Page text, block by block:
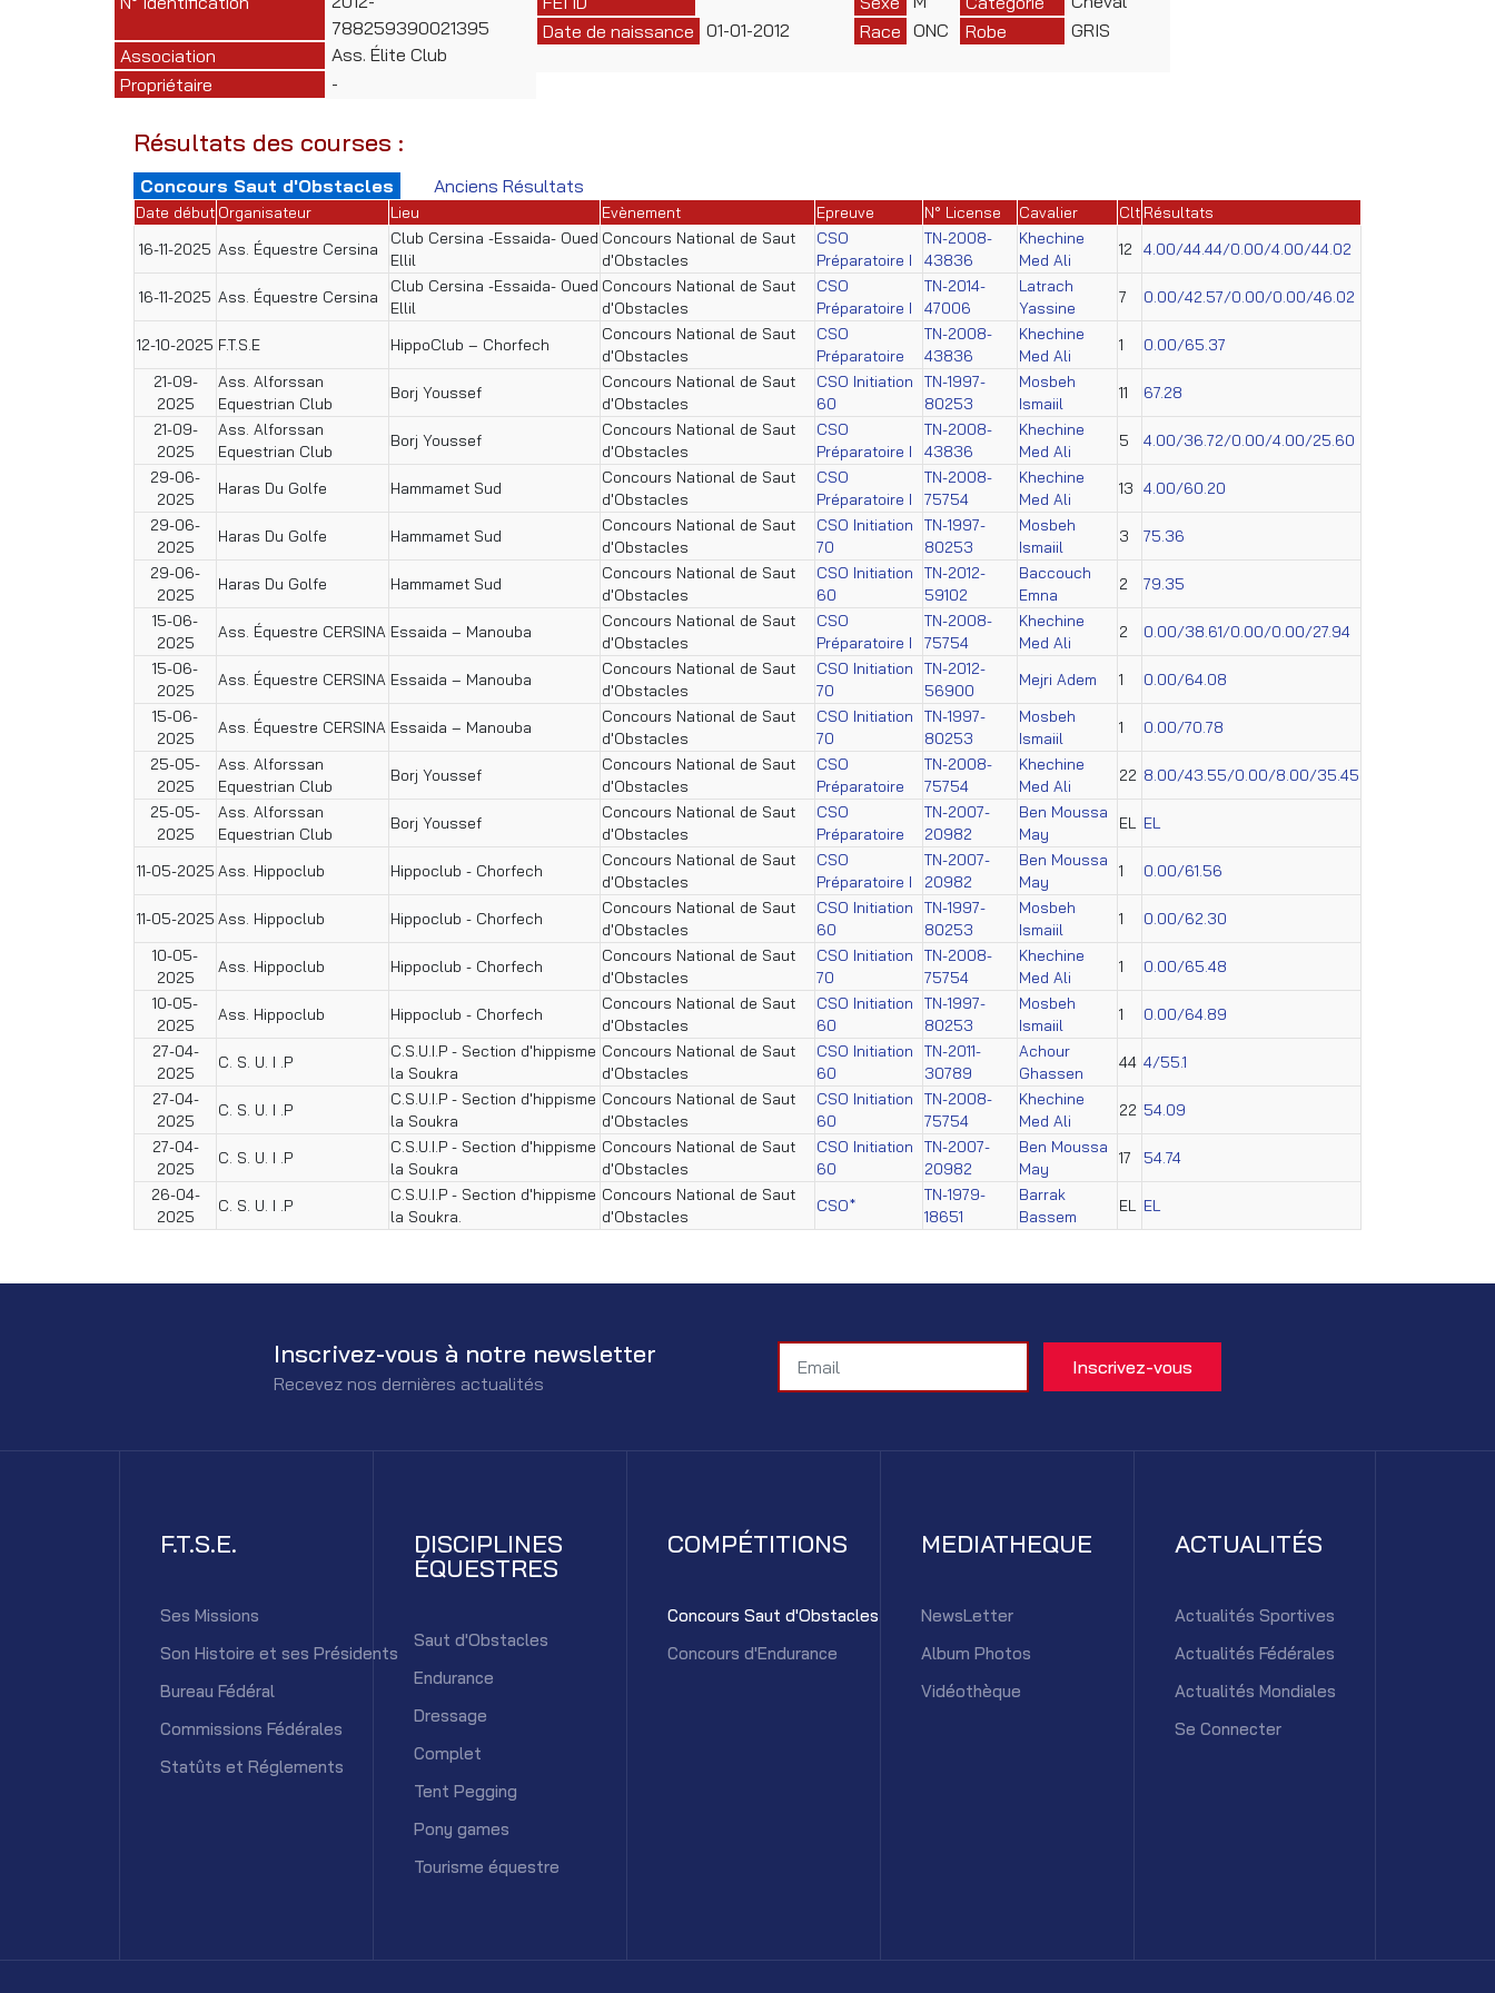
788259390021395
Association
Ass. Élite Club
Propriétaire
-
Date de naissance 01-01-2012
Race ONC
Robe
GRIS
Résultats des courses :
Concours Saut d'Obstacles Anciens Résultats
Date début Organisateur Lieu Evènement Epreuve N° License Cavalier Clt Résultats
16-11-2025 Ass. Équestre Cersina
Club Cersina -Essaida- Oued
Ellil
Concours National de Saut
d'Obstacles
CSO
Préparatoire I
TN-2008-
43836
Khechine
Med Ali
12 4.00/44.44/0.00/4.00/44.02
16-11-2025 Ass. Équestre Cersina
Club Cersina -Essaida- Oued
Ellil
Concours National de Saut
d'Obstacles
CSO
Préparatoire I
TN-2014-
47006
Latrach
Yassine
7 0.00/42.57/0.00/0.00/46.02
12-10-2025 F.T.S.E HippoClub – Chorfech
Concours National de Saut
d'Obstacles
CSO
Préparatoire
TN-2008-
43836
Khechine
Med Ali
1 0.00/65.37
21-09-
2025
Ass. Alforssan
Equestrian Club
Borj Youssef
Concours National de Saut
d'Obstacles
CSO Initiation
60
TN-1997-
80253
Mosbeh
Ismaiil
11 67.28
21-09-
2025
Ass. Alforssan
Equestrian Club
Borj Youssef
Concours National de Saut
d'Obstacles
CSO
Préparatoire I
TN-2008-
43836
Khechine
Med Ali
5 4.00/36.72/0.00/4.00/25.60
29-06-
2025
Haras Du Golfe Hammamet Sud
Concours National de Saut
d'Obstacles
CSO
Préparatoire I
TN-2008-
75754
Khechine
Med Ali
13 4.00/60.20
29-06-
2025
Haras Du Golfe Hammamet Sud
Concours National de Saut
d'Obstacles
CSO Initiation
70
TN-1997-
80253
Mosbeh
Ismaiil
3 75.36
29-06-
2025
Haras Du Golfe Hammamet Sud
Concours National de Saut
d'Obstacles
CSO Initiation
60
TN-2012-
59102
Baccouch
Emna
2 79.35
15-06-
2025
Ass. Équestre CERSINA Essaida – Manouba
Concours National de Saut
d'Obstacles
CSO
Préparatoire I
TN-2008-
75754
Khechine
Med Ali
2 0.00/38.61/0.00/0.00/27.94
15-06-
2025
Ass. Équestre CERSINA Essaida – Manouba
Concours National de Saut
d'Obstacles
CSO Initiation
70
TN-2012-
56900
Mejri Adem 1 0.00/64.08
15-06-
2025
Ass. Équestre CERSINA Essaida – Manouba
Concours National de Saut
d'Obstacles
CSO Initiation
70
TN-1997-
80253
Mosbeh
Ismaiil
1 0.00/70.78
25-05-
2025
Ass. Alforssan
Equestrian Club
Borj Youssef
Concours National de Saut
d'Obstacles
CSO
Préparatoire
TN-2008-
75754
Khechine
Med Ali
22 8.00/43.55/0.00/8.00/35.45
25-05-
2025
Ass. Alforssan
Equestrian Club
Borj Youssef
Concours National de Saut
d'Obstacles
CSO
Préparatoire
TN-2007-
20982
Ben Moussa
May
EL EL
11-05-2025 Ass. Hippoclub Hippoclub - Chorfech
Concours National de Saut
d'Obstacles
CSO
Préparatoire I
TN-2007-
20982
Ben Moussa
May
1 0.00/61.56
11-05-2025 Ass. Hippoclub Hippoclub - Chorfech
Concours National de Saut
d'Obstacles
CSO Initiation
60
TN-1997-
80253
Mosbeh
Ismaiil
1 0.00/62.30
10-05-
2025
Ass. Hippoclub Hippoclub - Chorfech
Concours National de Saut
d'Obstacles
CSO Initiation
70
TN-2008-
75754
Khechine
Med Ali
1 0.00/65.48
10-05-
2025
Ass. Hippoclub Hippoclub - Chorfech
Concours National de Saut
d'Obstacles
CSO Initiation
60
TN-1997-
80253
Mosbeh
Ismaiil
1 0.00/64.89
27-04-
2025
C. S. U. I .P
C.S.U.I.P - Section d'hippisme
la Soukra
Concours National de Saut
d'Obstacles
CSO Initiation
60
TN-2011-
30789
Achour
Ghassen
44 4/55.1
27-04-
2025
C. S. U. I .P
C.S.U.I.P - Section d'hippisme
la Soukra
Concours National de Saut
d'Obstacles
CSO Initiation
60
TN-2008-
75754
Khechine
Med Ali
22 54.09
27-04-
2025
C. S. U. I .P
C.S.U.I.P - Section d'hippisme
la Soukra
Concours National de Saut
d'Obstacles
CSO Initiation
60
TN-2007-
20982
Ben Moussa
May
17 54.74
26-04-
2025
C. S. U. I .P
C.S.U.I.P - Section d'hippisme
la Soukra.
Concours National de Saut
d'Obstacles
CSO*
TN-1979-
18651
Barrak
Bassem
EL EL
Inscrivez-vous à notre newsletter
Recevez nos dernières actualités
F.T.S.E.
Ses Missions
Son Histoire et ses Présidents
Bureau Fédéral
Commissions Fédérales
Statûts et Réglements
DISCIPLINES
ÉQUESTRES
Saut d'Obstacles
Endurance
Dressage
Complet
Tent Pegging
Pony games
Tourisme équestre
COMPÉTITIONS
Concours Saut d'Obstacles
Concours d'Endurance
MEDIATHEQUE
NewsLetter
Album Photos
Vidéothèque
ACTUALITÉS
Actualités Sportives
Actualités Fédérales
Actualités Mondiales
Se Connecter